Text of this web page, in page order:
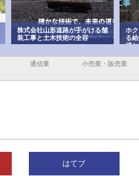
株式会社山形道路が手がける舗
装工事と土木技術の全容
ホ
る
績
通信業 小売業・販売業
はてブ